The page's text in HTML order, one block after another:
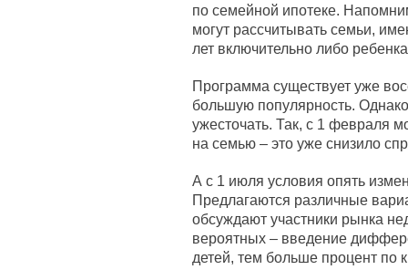
по семейной ипотеке.
могут рассчитывать семьи,
лет включительно либо
Программа существует уже
большую популярность.
ужесточать. Так, с 1 февраля
на семью – это уже снизило
А с 1 июля условия опять
Предлагаются различные
обсуждают участники рынка
вероятных – введение
детей, тем больше процент по